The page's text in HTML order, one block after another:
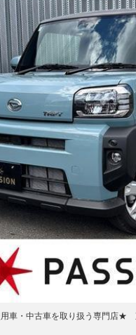
車・中古車を取り扱う専門店★